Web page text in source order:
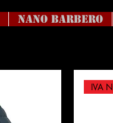
NANO BARBERO
IVA